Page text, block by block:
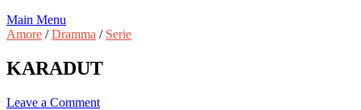
Main Menu
Amore /Dramma / Serie
KARADUT
Leave a Comment